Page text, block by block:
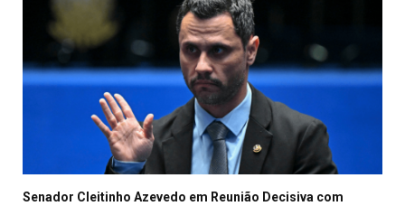
Senador Cleitinho Azevedo em Reunião Decisiva com